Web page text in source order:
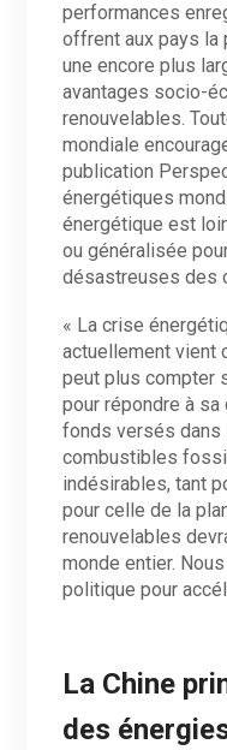
performances
offrent aux pays
une encore plus
avantages socio-
renouvelables.
mondiale
publication
énergétiques
énergétique est
ou généralisée
désastreuses des
« La crise
actuellement vient
peut plus compter
pour répondre à
fonds versés
combustibles
indésirables, tant
pour celle de la
renouvelables
monde entier.
politique pour
La Chine
des